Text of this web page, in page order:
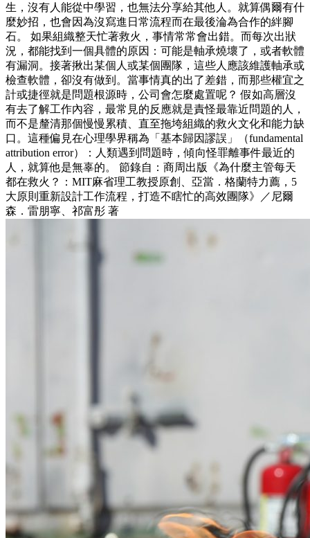
生，沒有人能從中學習，也無法分享給其他人。就算偶爾有什
麼妙招，也會因為沒寫進日常流程而在最後淪為合作的絆腳
石。 如果組織整天忙著救火，事情常常會出錯。而每次出狀
況，都能找到一個具體的原因：可能是軸承燒壞了，或者軟體
有漏洞。接著揪出某個人或某個團隊，這些人應該維護軸承或
檢查軟體，卻沒有做到。當事情真的出了差錯，而那些權宜之
計或捷徑就是問題根源時，公司會怎麼處置呢？ 假如高層沒
有去了解工作內容，最常見的反應就是責怪最靠近問題的人，
而不是釐清那個慢慢累積、直至拖垮組織的救火文化和能力缺
口。這種偏見在心理學界稱為「基本歸因謬誤」（fundamental
attribution error）：人類遇到問題時，傾向怪罪離事件最近的
人，就算他是無辜的。 節錄自：商周出版《為什麼主管每天
都在救火？：MIT麻省理工教授原創、亞當．格蘭特力薦，5
大原則重新設計工作流程，打造不瞎忙的高效團隊》／尼爾
森．雷朋寧、祁富彤 著